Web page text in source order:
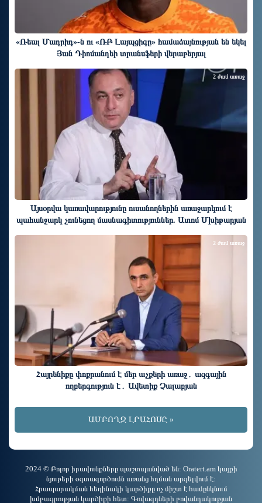
«Ռեալ Մադրիդ»-ն ու «ՌԲ Լայպցիգը» համաձայնության են եկել
Յան Դիոմանդեի տրանսֆերի վերաբերյալ
Այսօրվա կառավարությունը ուսանողներին առաջարկում է
պահանջարկ չունեցող մասնագիտություններ. Ատոմ Մխիթարյան
2 ժամ առաջ
Հայրենիքը փոքրանում է մեր աչքերի առաջ․ ազգային
ողբերգություն է․ Ավետիք Չալաբյան
2 ժամ առաջ
ԱՄԲՈՂՋ ԼՐԱՀՈՍԸ »
2024 © Բոլոր իրավունքները պաշտպանված են: Oratert.am կայքի
նյութերի օգտագործումն առանց հղման արգելվում է:
Հրապարակման հեղինակի կարծիքը ոչ միշտ է համընկնում
խմբագրության կարծիքի հետ: Գովազդների բովանդակության